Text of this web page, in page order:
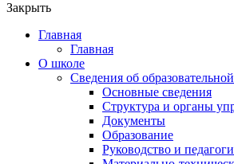
Закрыть
Главная
Главная
О школе
Сведения об
Основные сведения
Структура и органы
Документы
Образование
Руководство и